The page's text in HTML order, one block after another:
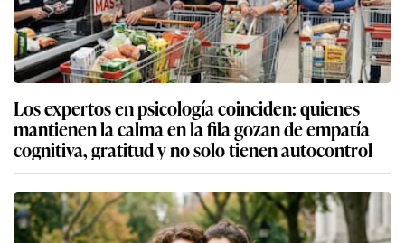
Los expertos en psicología coinciden: quienes
mantienen la calma en la fila gozan de empatía
cognitiva, gratitud y no solo tienen autocontrol